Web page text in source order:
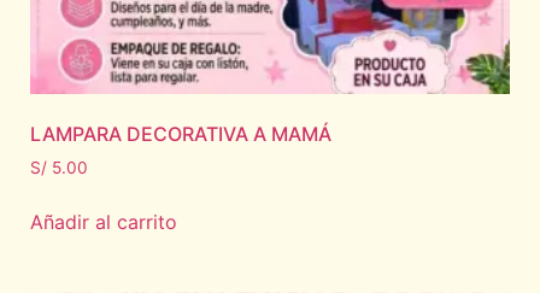
LAMPARA DECORATIVA A MAMÁ
S/ 5.00
Añadir al carrito